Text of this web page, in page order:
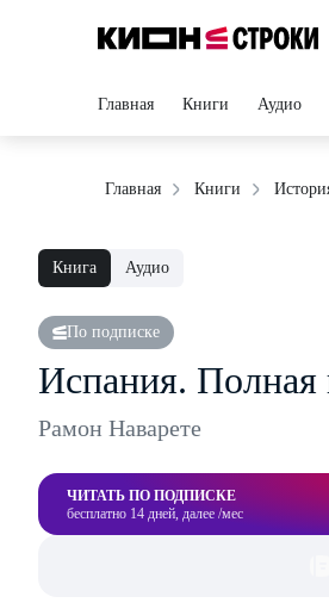
Главная Книги Аудио
Главная Книги
Книга Аудио
По подписке
Испания. Полная
Рамон Наварете
ЧИТАТЬ ПО ПОДПИСКЕ
бесплатно 14 дней, далее /мес